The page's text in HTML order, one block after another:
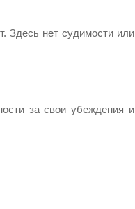
Здесь нет судимости или
за свои убеждения и